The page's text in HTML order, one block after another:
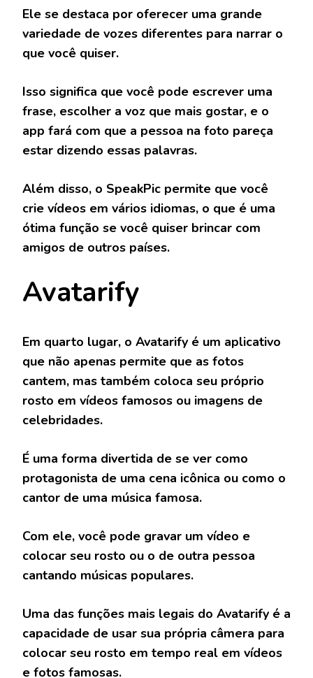
Ele se destaca por oferecer uma grande
variedade de vozes diferentes para narrar o
que você quiser.
Isso significa que você pode escrever uma
frase, escolher a voz que mais gostar, e o
app fará com que a pessoa na foto pareça
estar dizendo essas palavras.
Além disso, o SpeakPic permite que você
crie vídeos em vários idiomas, o que é uma
ótima função se você quiser brincar com
amigos de outros países.
Avatarify
Em quarto lugar, o Avatarify é um aplicativo
que não apenas permite que as fotos
cantem, mas também coloca seu próprio
rosto em vídeos famosos ou imagens de
celebridades.
É uma forma divertida de se ver como
protagonista de uma cena icônica ou como o
cantor de uma música famosa.
Com ele, você pode gravar um vídeo e
colocar seu rosto ou o de outra pessoa
cantando músicas populares.
Uma das funções mais legais do Avatarify é a
capacidade de usar sua própria câmera para
colocar seu rosto em tempo real em vídeos
e fotos famosas.